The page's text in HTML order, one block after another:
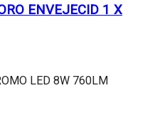
ENVEJECID 1 X